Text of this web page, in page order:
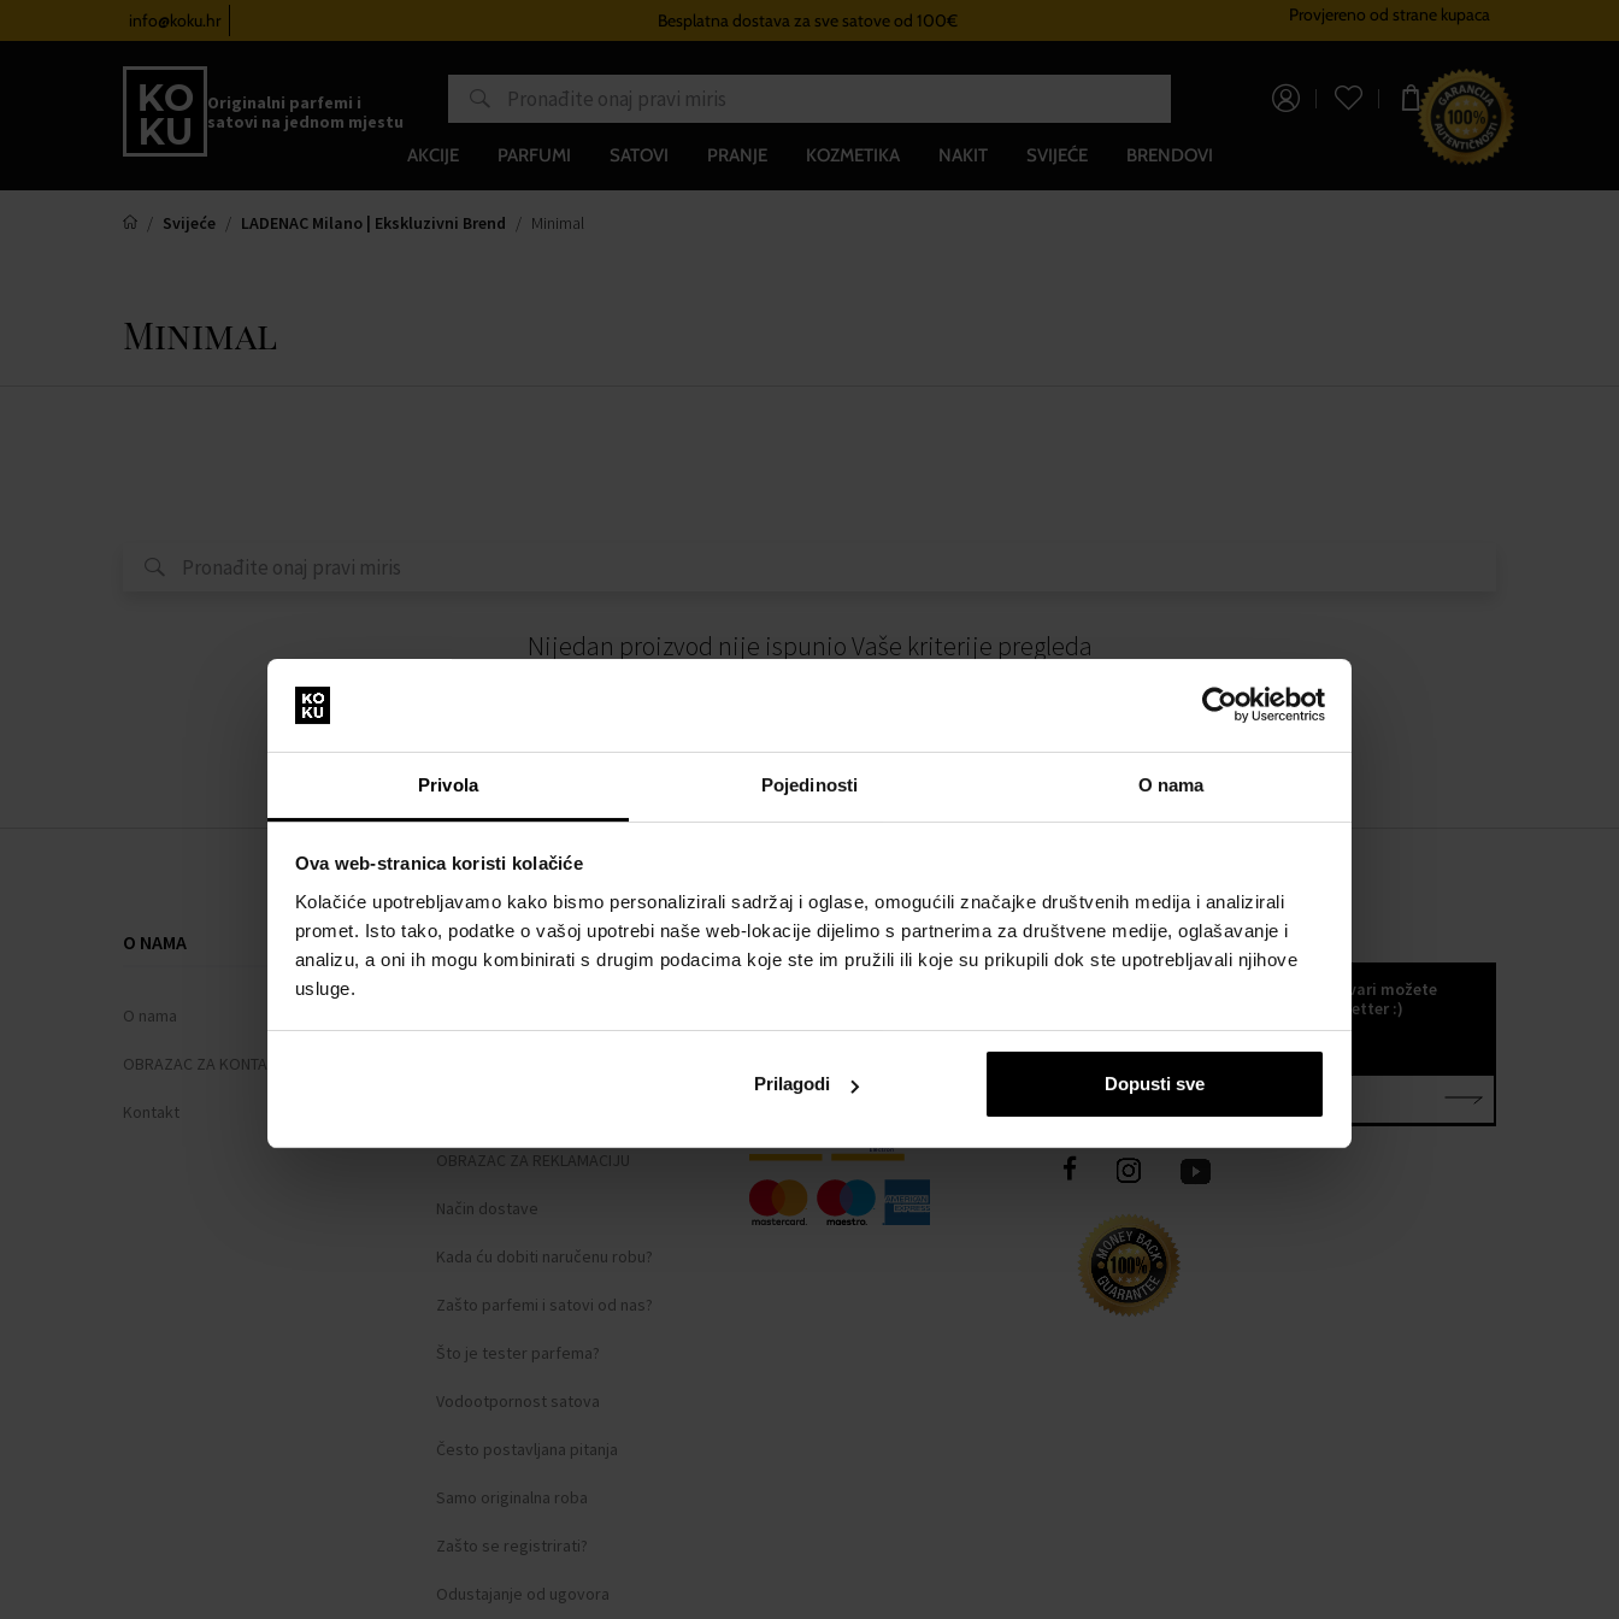
Privola Pojedinosti O nama
Ova web-stranica koristi kolačiće
Kolačiće upotrebljavamo kako bismo personalizirali sadržaj i oglase, omogućili značajke društvenih medija i analizirali
promet. Isto tako, podatke o vašoj upotrebi naše web-lokacije dijelimo s partnerima za društvene medije, oglašavanje i
analizu, a oni ih mogu kombinirati s drugim podacima koje ste im pružili ili koje su prikupili dok ste upotrebljavali njihove
usluge.
Prilagodi Dopusti sve
info@koku.hr Besplatna dostava za sve satove od 100€ Sustav vjernostiProvjereno od strane kupaca
Originalni parfemi i
satovi na jednom mjestu
0,00 €
AKCIJE PARFUMI SATOVI PRANJE KOZMETIKA NAKIT SVIJEĆE BRENDOVI
Svijeće LADENAC Milano | Ekskluzivni Brend Minimal
Minimal
Nijedan proizvod nije ispunio Vaše kriterije pregleda
O NAMA
O nama
OBRAZAC ZA KONTAKT
Kontakt
SVE O KUPNJI
OBRAZAC ZA REKLAMACIJU
Način dostave
Kada ću dobiti naručenu robu?
Zašto parfemi i satovi od nas?
Što je tester parfema?
Vodootpornost satova
Često postavljana pitanja
Samo originalna roba
Zašto se registrirati?
Odustajanje od ugovora
NAČINI PLAĆANJA KOKULETTER
Novosti, trendove i druge odlične stvari možete
primati ako se odlučite za naš kokuletter :)
E-mail*